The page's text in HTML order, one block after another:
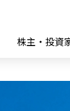
株主・投資